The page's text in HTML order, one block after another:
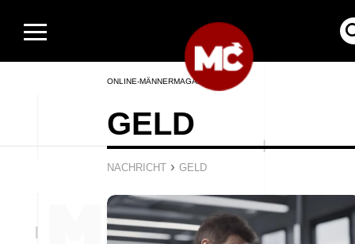
ONLINE-MÄNNERMAGAZIN
GELD
NACHRICHT › GELD